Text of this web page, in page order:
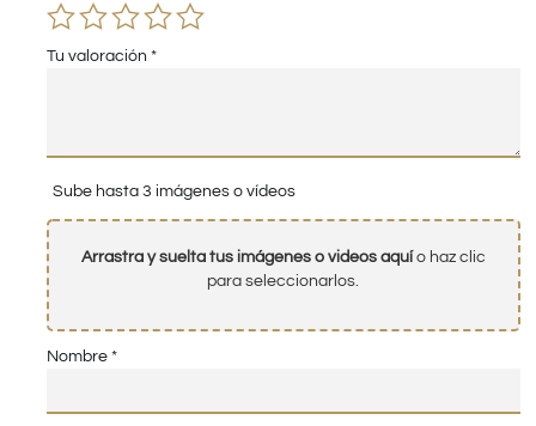
Tu valoración *
Sube hasta 3 imágenes o vídeos
Arrastra y suelta tus imágenes o videos aquío haz clic
para seleccionarlos.
Nombre *